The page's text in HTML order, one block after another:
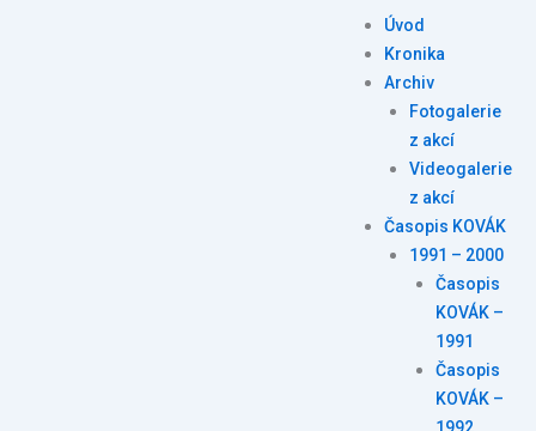
Úvod
Kronika
Archiv
Fotogalerie
z akcí
Videogalerie
z akcí
Časopis KOVÁK
1991 – 2000
Časopis
KOVÁK –
1991
Časopis
KOVÁK –